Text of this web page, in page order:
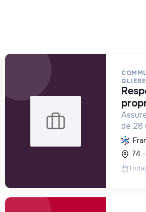
responsable service déchets et
de 28
74 -